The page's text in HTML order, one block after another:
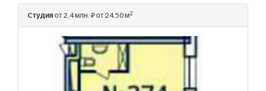
Cтудияот 2,4 млн. ⃏от 24.50 м2